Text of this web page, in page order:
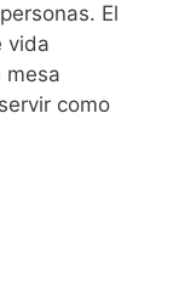
El
vida
mesa
como